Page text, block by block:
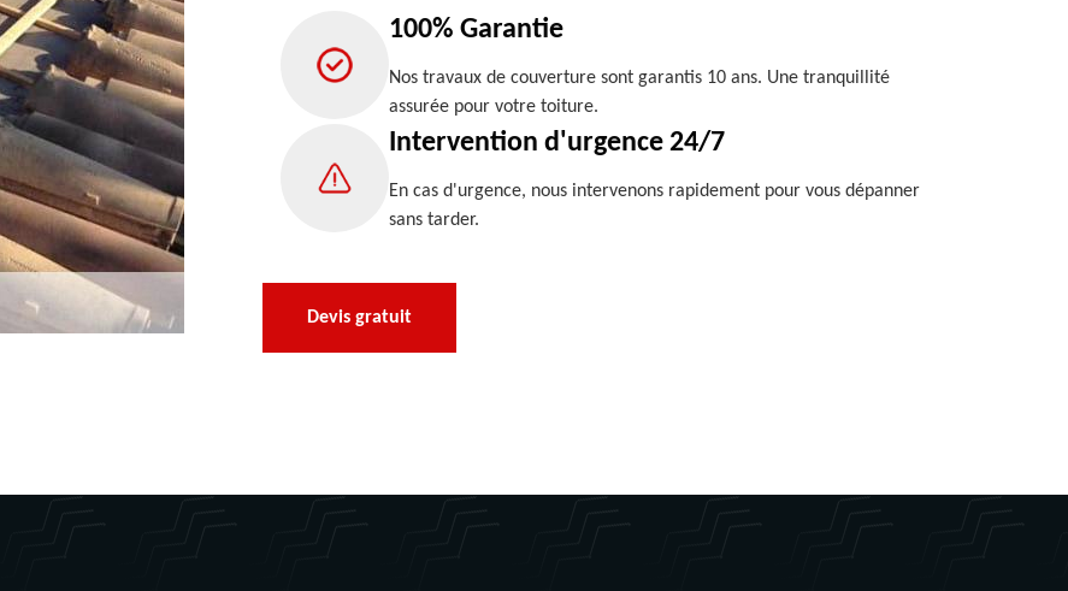
100% Garantie
Nos travaux de couverture sont garantis 10 ans. Une tranquillité
assurée pour votre toiture.
Intervention d'urgence 24/7
En cas d'urgence, nous intervenons rapidement pour vous dépanner
sans tarder.
Devis gratuit